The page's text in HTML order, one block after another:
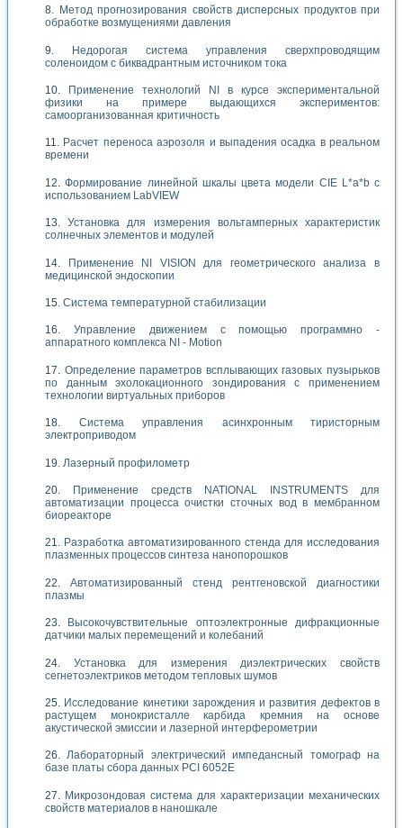
Метод прогнозирования свойств дисперсных продуктов при
обработке возмущениями давления
Недорогая система управления сверхпроводящим
соленоидом с биквадрантным источником тока
Применение технологий NI в курсе экспериментальной
физики на примере выдающихся экспериментов:
самоорганизованная критичность
Расчет переноса аэрозоля и выпадения осадка в реальном
времени
Формирование линейной шкалы цвета модели CIE L*a*b с
использованием LabVIEW
Установка для измерения вольтамперных характеристик
солнечных элементов и модулей
Применение NI VISION для геометрического анализа в
медицинской эндоскопии
Система температурной стабилизации
Управление движением с помощью программно -
аппаратного комплекса NI - Motion
Определение параметров всплывающих газовых пузырьков
по данным эхолокационного зондирования с применением
технологии виртуальных приборов
Система управления асинхронным тиристорным
электроприводом
Лазерный профилометр
Применение средств NATIONAL INSTRUMENTS для
автоматизации процесса очистки сточных вод в мембранном
биореакторе
Разработка автоматизированного стенда для исследования
плазменных процессов синтеза нанопорошков
Автоматизированный стенд рентгеновской диагностики
плазмы
Высокочувствительные оптоэлектронные дифракционные
датчики малых перемещений и колебаний
Установка для измерения диэлектрических свойств
сегнетоэлектриков методом тепловых шумов
Исследование кинетики зарождения и развития дефектов в
растущем монокристалле карбида кремния на основе
акустической эмиссии и лазерной интерферометрии
Лабораторный электрический импедансный томограф на
базе платы сбора данных PCI 6052E
Микрозондовая система для характеризации механических
свойств материалов в наношкале